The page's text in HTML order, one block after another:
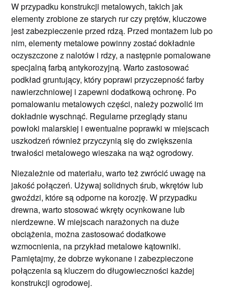
W przypadku konstrukcji metalowych, takich jak
elementy zrobione ze starych rur czy prętów, kluczowe
jest zabezpieczenie przed rdzą. Przed montażem lub po
nim, elementy metalowe powinny zostać dokładnie
oczyszczone z nalotów i rdzy, a następnie pomalowane
specjalną farbą antykorozyjną. Warto zastosować
podkład gruntujący, który poprawi przyczepność farby
nawierzchniowej i zapewni dodatkową ochronę. Po
pomalowaniu metalowych części, należy pozwolić im
dokładnie wyschnąć. Regularne przeglądy stanu
powłoki malarskiej i ewentualne poprawki w miejscach
uszkodzeń również przyczynią się do zwiększenia
trwałości metalowego wieszaka na wąż ogrodowy.
Niezależnie od materiału, warto też zwrócić uwagę na
jakość połączeń. Używaj solidnych śrub, wkrętów lub
gwoździ, które są odporne na korozję. W przypadku
drewna, warto stosować wkręty ocynkowane lub
nierdzewne. W miejscach narażonych na duże
obciążenia, można zastosować dodatkowe
wzmocnienia, na przykład metalowe kątowniki.
Pamiętajmy, że dobrze wykonane i zabezpieczone
połączenia są kluczem do długowieczności każdej
konstrukcji ogrodowej.